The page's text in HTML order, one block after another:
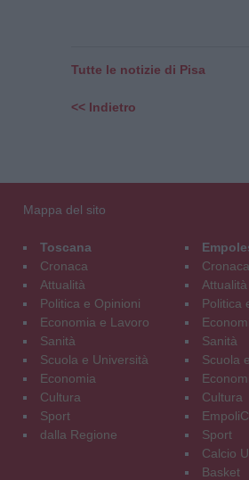
Tutte le notizie di Pisa
<< Indietro
Mappa del sito
Toscana
Cronaca
Attualità
Politica e Opinioni
Economia e Lavoro
Sanità
Scuola e Università
Economia
Cultura
Sport
dalla Regione
Cronaca
Attualità
Politica
Sanità
Scuola
Cultura
Sport
Calcio
Basket